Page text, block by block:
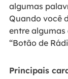
algumas
Quando você
entre algumas
“Botão de
Principais